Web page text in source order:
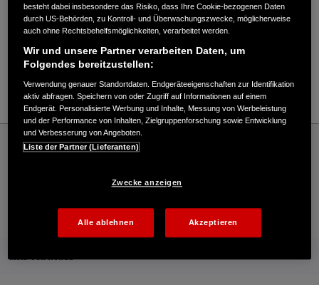
Verkauf / Kundendienst
09928/505
E-Mail
Honda
Industrie
Rudolf Hagengruber - Industrie – Honda - HONDA Deutschland Offizielle Website |
Mehr von Honda
besteht dabei insbesondere das Risiko, dass Ihre Cookie-bezogenen Daten
durch US-Behörden, zu Kontroll- und Überwachungszwecke, möglicherweise
auch ohne Rechtsbehelfsmöglichkeiten, verarbeitet werden.
Wir und unsere Partner verarbeiten Daten, um
Folgendes bereitzustellen:
Verwendung genauer Standortdaten. Endgeräteeigenschaften zur Identifikation
aktiv abfragen. Speichern von oder Zugriff auf Informationen auf einem
Endgerät. Personalisierte Werbung und Inhalte, Messung von Werbeleistung
und der Performance von Inhalten, Zielgruppenforschung sowie Entwicklung
und Verbesserung von Angeboten.
Liste der Partner (Lieferanten)
Zwecke anzeigen
Alle ablehnen Akzeptieren